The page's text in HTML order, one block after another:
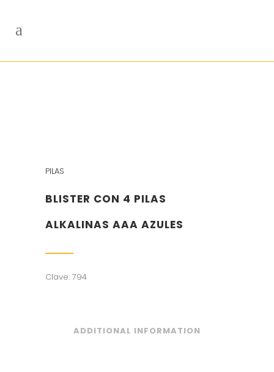
PILAS
BLISTER CON 4 PILAS
ALKALINAS AAA AZULES
Clave: 794
ADDITIONAL INFORMATION